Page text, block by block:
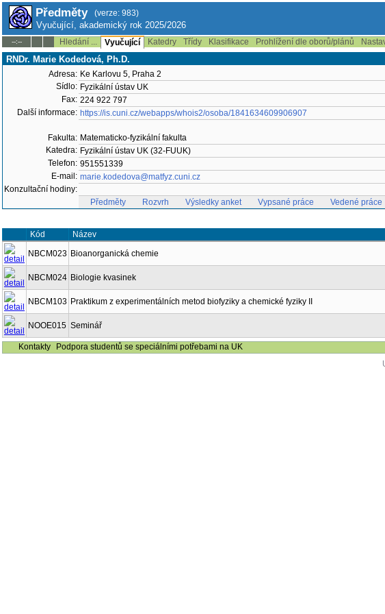
Předměty (verze: 983)
Vyučující, akademický rok 2025/2026
--:-- Hledání ... Vyučující Katedry Třídy Klasifikace Prohlížení dle oborů/plánů
RNDr. Marie Kodedová, Ph.D.
Adresa: Ke Karlovu 5, Praha 2
Sídlo: Fyzikální ústav UK
Fax: 224 922 797
Další informace: https://is.cuni.cz/webapps/whois2/osoba/1841634609906907
Fakulta: Matematicko-fyzikální fakulta
Katedra: Fyzikální ústav UK (32-FUUK)
Telefon: 951551339
E-mail: marie.kodedova@matfyz.cuni.cz
Konzultační hodiny:
Předměty
Rozvrh Výsledky anket Vypsané práce Vedené práce
Kód Název
NBCM023 Bioanorganická chemie
NBCM024 Biologie kvasinek
NBCM103 Praktikum z experimentálních metod biofyziky a chemické fyziky II
NOOE015 Seminář
Kontakty
Podpora studentů se speciálními potřebami na UK